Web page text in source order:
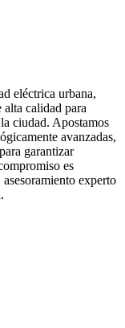
eléctrica urbana,
calidad para
ciudad. Apostamos
avanzadas,
garantizar
es
experto